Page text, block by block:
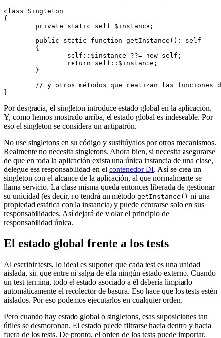
class Singleton
{
Por desgracia, el singleton introduce estado global en la aplicación.
Y, como hemos mostrado arriba, el estado global es indeseable. Por
eso el singleton se considera un antipatrón.
No use singletons en su código y sustitúyalos por otros mecanismos.
Realmente no necesita singletons. Ahora bien, si necesita asegurarse
de que en toda la aplicación exista una única instancia de una clase,
delegue esa responsabilidad en el contenedor DI. Así se crea un
singleton con el alcance de la aplicación, al que normalmente se
llama servicio. La clase misma queda entonces liberada de gestionar
su unicidad (es decir, no tendrá un método getInstance() ni una
propiedad estática con la instancia) y puede centrarse solo en sus
responsabilidades. Así dejará de violar el principio de
responsabilidad única.
El estado global frente a los tests
Al escribir tests, lo ideal es suponer que cada test es una unidad
aislada, sin que entre ni salga de ella ningún estado externo. Cuando
un test termina, todo el estado asociado a él debería limpiarlo
automáticamente el recolector de basura. Eso hace que los tests estén
aislados. Por eso podemos ejecutarlos en cualquier orden.
Pero cuando hay estado global o singletons, esas suposiciones tan
útiles se desmoronan. El estado puede filtrarse hacia dentro y hacia
fuera de los tests. De pronto, el orden de los tests puede importar.